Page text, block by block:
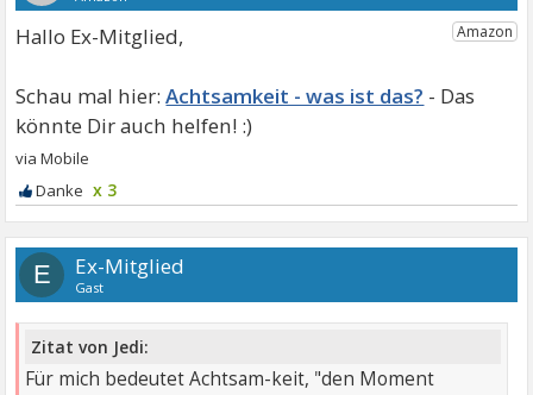
Hallo Ex-Mitglied,
Achtsamkeit - was ist das?
x 3
E Ex-Mitglied
Gast
Zitat von Jedi:
Für mich bedeutet Achtsam-keit, "den Moment